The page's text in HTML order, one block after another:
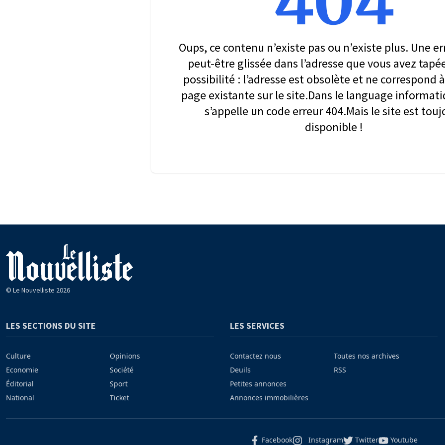
Oups, ce contenu n’existe pas ou n’existe plus. Une
peut-être glissée dans l’adresse que vous avez
possibilité : l’adresse est obsolète et ne correspond
page existante sur le site.Dans le language
s’appelle un code erreur 404.Mais le site est
disponible !
© Le Nouvelliste 2026
LES SECTIONS DU SITE
Culture
Economie
Éditorial
National
Opinions
Société
Sport
Ticket
LES SERVICES
Contactez nous
Deuils
Petites annonces
Annonces immobilières
Toutes nos archives
RSS
Facebook Instagram Twitter Youtube